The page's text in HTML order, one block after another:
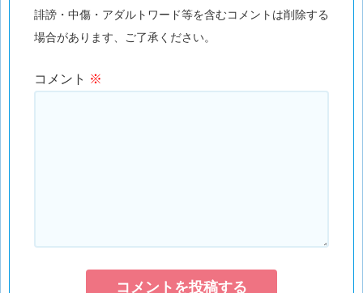
誹謗・中傷・アダルトワード等を含むコメントは削除する
場合があります、ご了承ください。
コメント ※